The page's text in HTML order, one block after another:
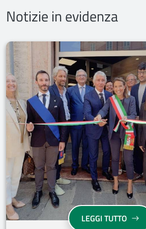
Notizie in evidenza
LEGGI TUTTO